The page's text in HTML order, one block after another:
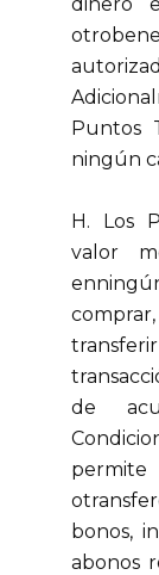
Puntos
ningún
H. Los
valor
de
permite
bonos,
abonos